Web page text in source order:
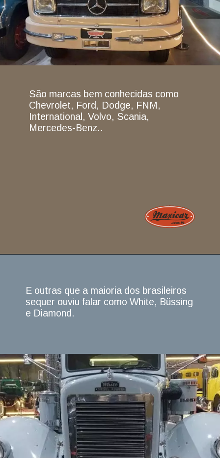
São marcas bem conhecidas como
Chevrolet, Ford, Dodge, FNM,
International, Volvo, Scania,
Mercedes-Benz..
E outras que a maioria dos brasileiros
sequer ouviu falar como White, Büssing
e Diamond.